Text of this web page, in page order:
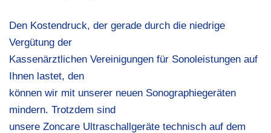
Den Kostendruck, der gerade durch die niedrige
Vergütung der
Kassenärztlichen Vereinigungen für Sonoleistungen auf
Ihnen lastet, den
können wir mit unserer neuen Sonographiegeräten
mindern. Trotzdem sind
unsere Zoncare Ultraschallgeräte technisch auf dem